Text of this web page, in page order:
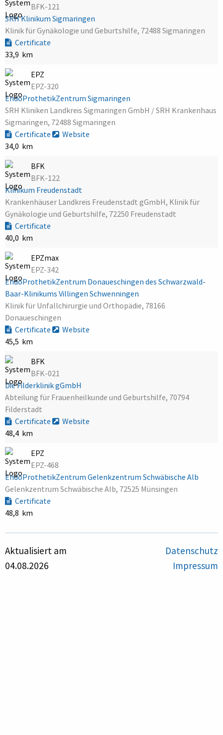
BFK-121
SRH Klinikum Sigmaringen
Klinik für Gynäkologie und Geburtshilfe, 72488 Sigmaringen
Certificate
33,9 km
EPZ
EPZ-320
EndoProthetikZentrum Sigmaringen
SRH Kliniken Landkreis Sigmaringen GmbH / SRH Krankenhaus
Sigmaringen, 72488 Sigmaringen
Certificate
Website
34,0 km
BFK
BFK-122
Klinikum Freudenstadt
Krankenhäuser Landkreis Freudenstadt gGmbH, Klinik für
Gynäkologie und Geburtshilfe, 72250 Freudenstadt
Certificate
40,0 km
EPZmax
EPZ-342
EndoProthetikZentrum Donaueschingen des Schwarzwald-
Baar-Klinikums Villingen Schwenningen
Klinik für Unfallchirurgie und Orthopädie, 78166
Donaueschingen
Certificate
Website
45,5 km
BFK
BFK-021
Die Filderklinik gGmbH
Abteilung für Frauenheilkunde und Geburtshilfe, 70794
Filderstadt
Certificate
Website
48,4 km
EPZ
EPZ-468
EndoProthetikZentrum Gelenkzentrum Schwäbische Alb
Gelenkzentrum Schwäbische Alb, 72525 Münsingen
Certificate
48,8 km
Aktualisiert am
04.08.2026
Datenschutz
Impressum